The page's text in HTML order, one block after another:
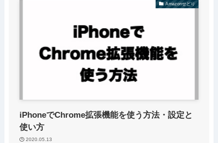
Amazonせどり
iPhoneでChrome拡張機能を使う方法・設定と
使い方
2020.05.13